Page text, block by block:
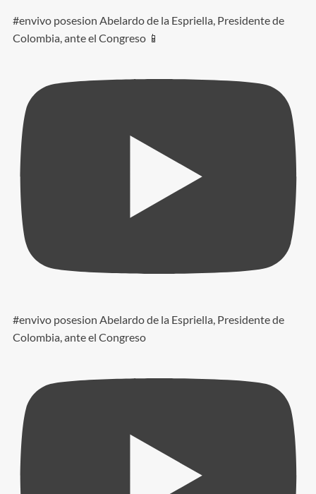
#envivo posesion Abelardo de la Espriella, Presidente de
Colombia, ante el Congreso 📱
#envivo posesion Abelardo de la Espriella, Presidente de
Colombia, ante el Congreso